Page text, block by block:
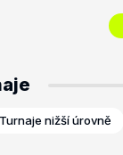
Turnaje nižší úrovně